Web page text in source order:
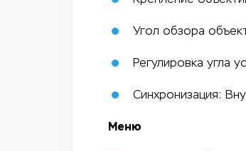
Угол обзора
Регулировка угла
Синхронизация:
Меню